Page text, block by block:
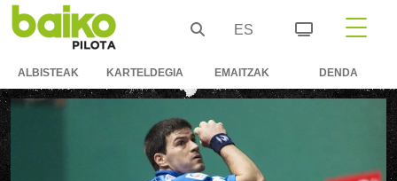
ES
ALBISTEAK KARTELDEGIA EMAITZAK DENDA